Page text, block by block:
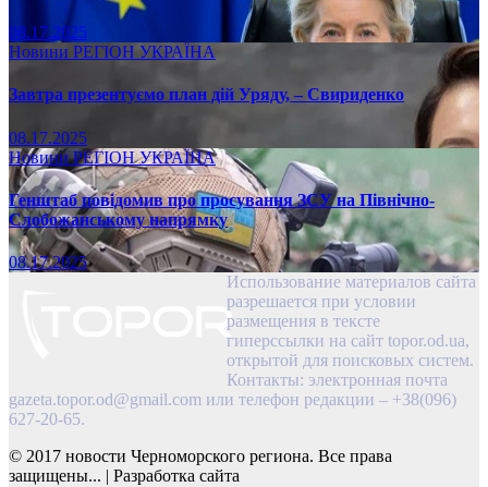
08.17.2025
Новини РЕГІОН УКРАЇНА
Завтра презентуємо план дій Уряду, – Свириденко
08.17.2025
НовиниРЕГІОНУКРАЇНА
Генштаб повідомив про просування ЗСУ на Північно-
Слобожанському напрямку
08.17.2025
Использование материалов сайта
разрешается при условии
размещения в тексте
гиперссылки на сайт topor.od.ua,
открытой для поисковых систем.
Контакты: электронная почта
gazeta.topor.od@gmail.com или телефон редакции – +38(096)
627-20-65.
© 2017 новости Черноморского региона. Все права
защищены... | Разработка сайта